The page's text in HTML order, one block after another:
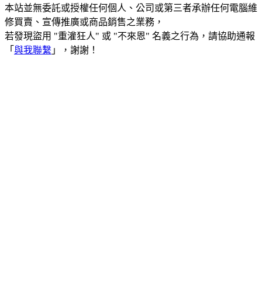
本站並無委託或授權任何個人、公司或第三者承辦任何電腦維
修買賣、宣傳推廣或商品銷售之業務，
若發現盜用 "重灌狂人" 或 "不來恩" 名義之行為，請協助通報
「 與我聯繫 」，謝謝！